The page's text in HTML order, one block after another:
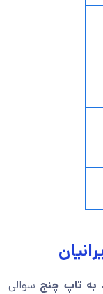
تاپ چنج سوالی